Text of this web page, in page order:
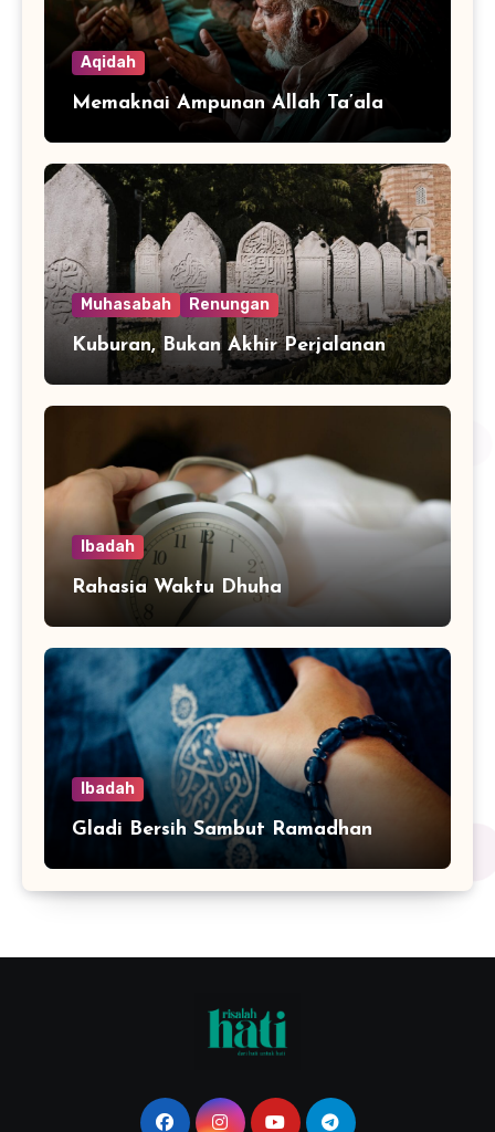
Aqidah
Memaknai Ampunan Allah Ta’ala
Muhasabah Renungan
Kuburan, Bukan Akhir Perjalanan
Ibadah
Rahasia Waktu Dhuha
Ibadah
Gladi Bersih Sambut Ramadhan